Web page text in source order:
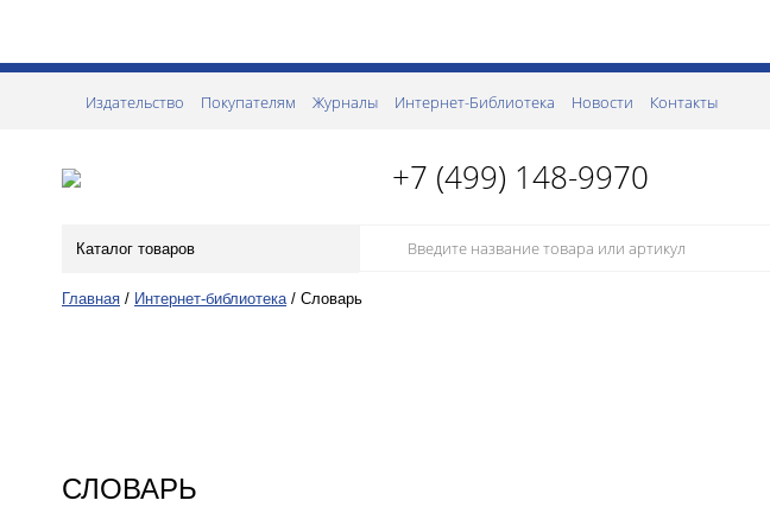
Издательство Покупателям Журналы Интернет-Библиотека Новости Контакты
+7 (499) 148-9970
Каталог товаров
Главная / Интернет-библиотека / Словарь
СЛОВАРЬ